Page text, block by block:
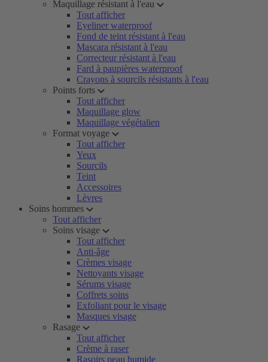
Maquillage résistant à l'eau
Tout afficher
Eyeliner waterproof
Fond de teint résistant à l'eau
Mascara résistant à l'eau
Correcteur résistant à l'eau
Fard à paupières waterproof
Crayons à sourcils résistants à l'eau
Points forts
Tout afficher
Maquillage glow
Maquillage végétalien
Format voyage
Tout afficher
Yeux
Sourcils
Teint
Accessoires
Lèvres
Soins hommes
Tout afficher
Soins visage
Tout afficher
Anti-âge
Crèmes visage
Nettoyants visage
Sérums visage
Coffrets soins
Exfoliant pour le visage
Masques visage
Rasage
Tout afficher
Crème à raser
Rasoirs peau humide